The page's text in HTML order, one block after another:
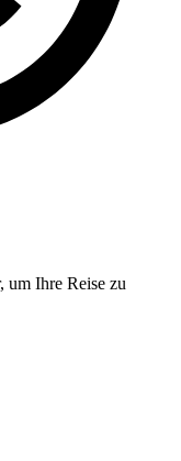
um Ihre Reise zu